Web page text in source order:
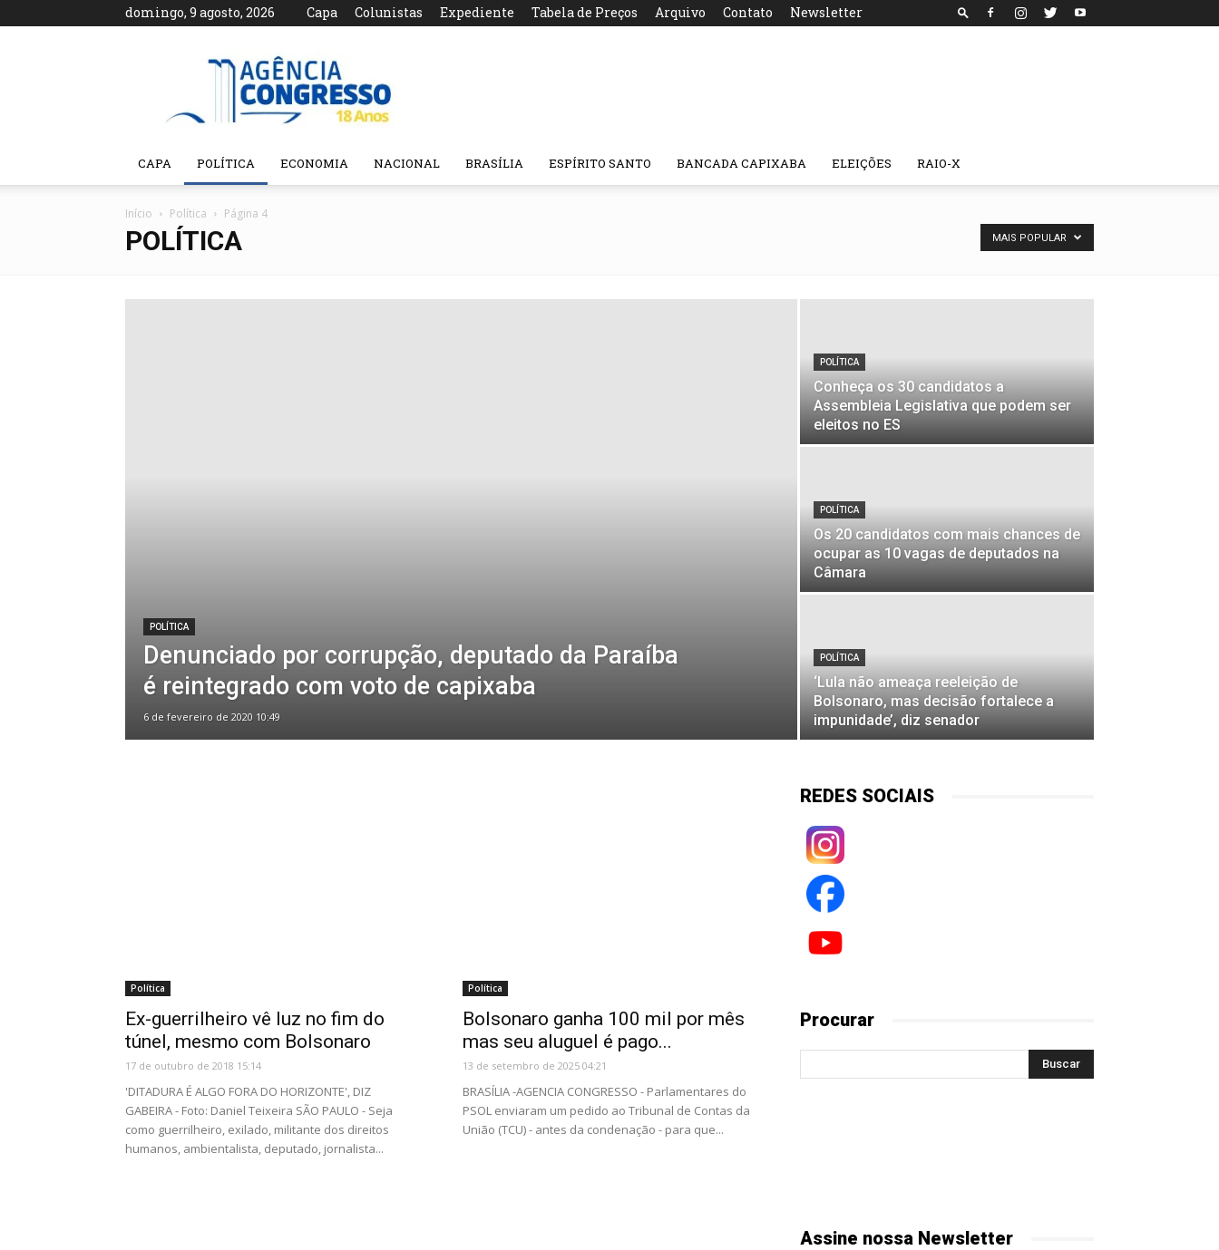
domingo, 9 agosto, 2026 Capa Colunistas Expediente Tabela de Preços Arquivo Contato Newsletter
Agência
CAPA POLÍTICA ECONOMIA NACIONAL BRASÍLIA ESPÍRITO SANTO BANCADA CAPIXABA ELEIÇÕES RAIO-X
Início Política Página 4
POLÍTICA MAIS POPULAR
POLÍTICA
Denunciado por corrupção, deputado da Paraíba
é reintegrado com voto de capixaba
6 de fevereiro de 2020 10:49
POLÍTICA
Conheça os 30 candidatos a
Assembleia Legislativa que podem ser
eleitos no ES
POLÍTICA
Os 20 candidatos com mais chances de
ocupar as 10 vagas de deputados na
Câmara
POLÍTICA
‘Lula não ameaça reeleição de
Bolsonaro, mas decisão fortalece a
impunidade’, diz senador
Política
Ex-guerrilheiro vê luz no fim do
túnel, mesmo com Bolsonaro
17 de outubro de 2018 15:14
'DITADURA É ALGO FORA DO HORIZONTE', DIZ
GABEIRA - Foto: Daniel Teixeira SÃO PAULO - Seja
como guerrilheiro, exilado, militante dos direitos
humanos, ambientalista, deputado, jornalista...
Política
Bolsonaro ganha 100 mil por mês
mas seu aluguel é pago...
13 de setembro de 2025 04:21
BRASÍLIA -AGENCIA CONGRESSO - Parlamentares do
PSOL enviaram um pedido ao Tribunal de Contas da
União (TCU) - antes da condenação - para que...
REDES SOCIAIS
Procurar
Assine nossa Newsletter